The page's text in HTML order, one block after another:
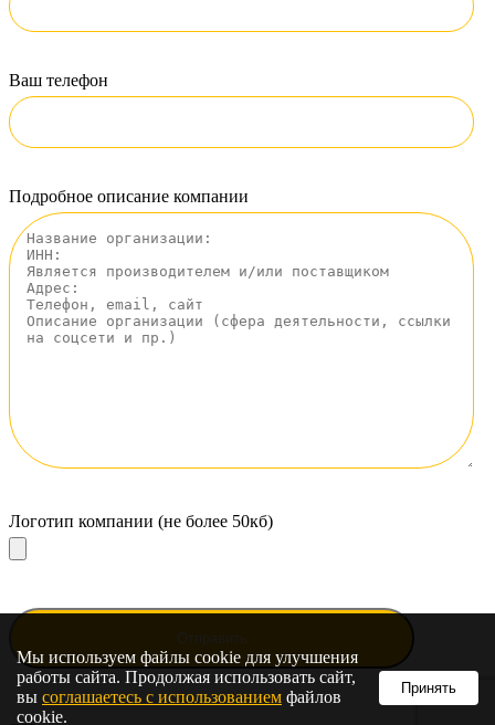
Мы используем файлы cookie для улучшения
работы сайта. Продолжая использовать сайт,
вы соглашаетесь с использованием файлов
cookie.
Принять
Ваш телефон
Подробное описание компании
Логотип компании (не более 50кб)